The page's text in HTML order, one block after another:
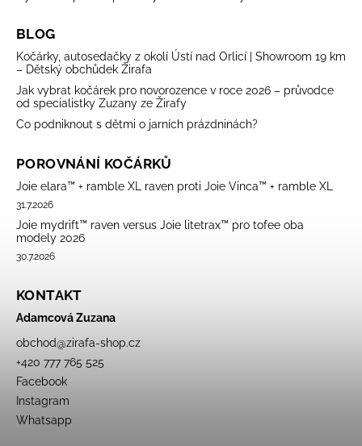
BLOG
Kočárky, autosedačky z okolí Ústí nad Orlicí | Showroom 19 km
– Dětský obchůdek Žirafa
Jak vybrat kočárek pro novorozence v roce 2026 – průvodce
od specialistky Zuzany ze Žirafy
Co podniknout s dětmi o jarních prázdninách?
POROVNÁNÍ KOČÁRKŮ
Joie elara™ + ramble XL raven proti Joie Vinca™ + ramble XL
31.7.2026
Joie mydrift™ raven versus Joie litetrax™ pro tofee oba
modely 2026
30.7.2026
KONTAKT
Adamcová Zuzana
obchod@zirafa-shop.cz
+420 777 765 525
Facebook
Instagram
Whatsapp